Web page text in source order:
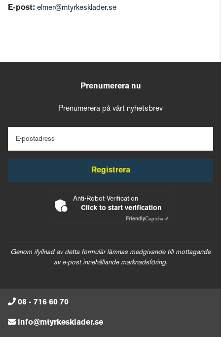
E-post: elmer@mtyrkesklader.se
Prenumerera nu
Prenumerera på vårt nyhetsbrev
E-postadress
Registrera
Anti-Robot Verification
Click to start verification
FriendlyCaptcha ⇗
Genom ifyllnad av detta formulär lämnas medgivande till mottagande
av e-post innehållande marknadsföring.
08 - 716 60 70
info@mtyrkesklader.se